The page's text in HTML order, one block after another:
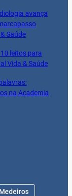
avança
Saúde
leitos para
Vida & Saúde
na Academia